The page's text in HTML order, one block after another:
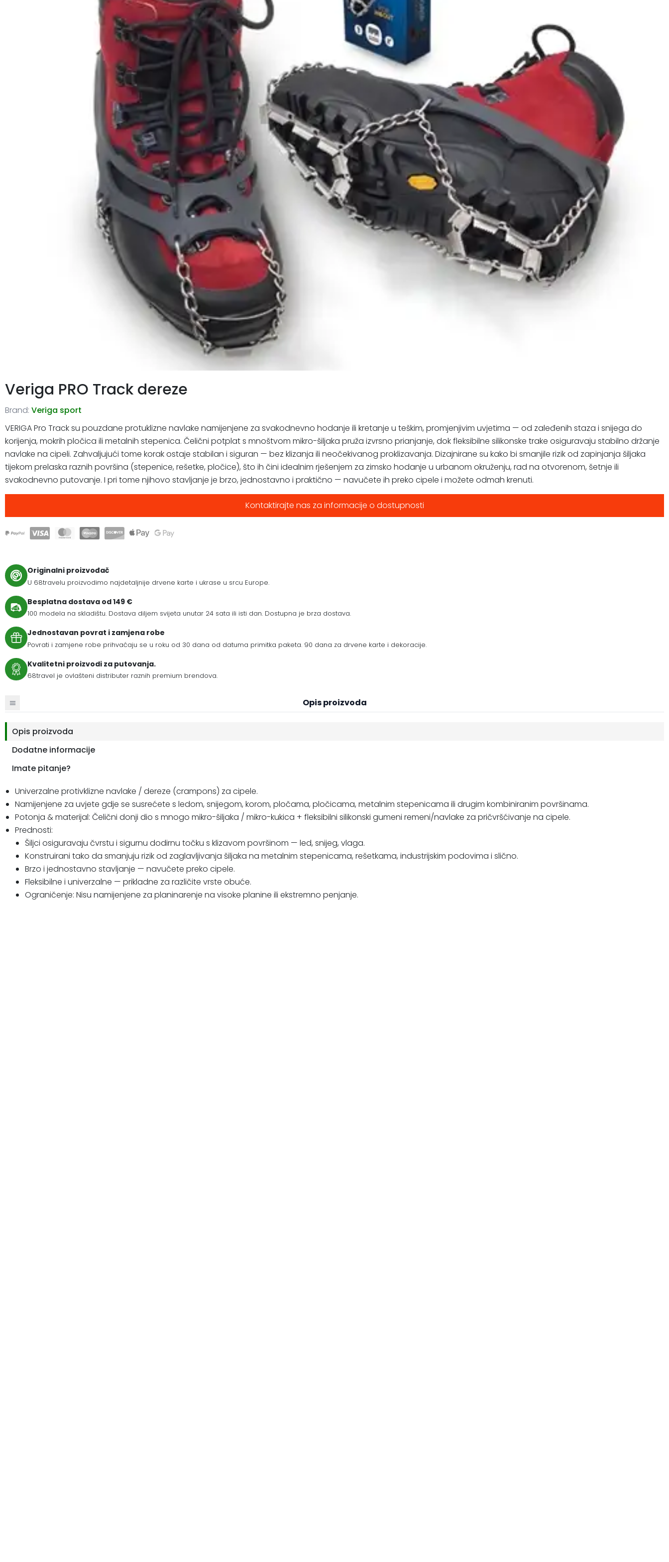
Veriga PRO Track dereze
Brand: Veriga sport
VERIGA Pro Track su pouzdane protuklizne navlake namijenjene za svakodnevno hodanje ili kretanje u teškim, promjenjivim uvjetima — od zaleđenih staza i snijega do
korijenja, mokrih pločica ili metalnih stepenica. Čelični potplat s mnoštvom mikro-šiljaka pruža izvrsno prianjanje, dok fleksibilne silikonske trake osiguravaju stabilno držanje
navlake na cipeli. Zahvaljujući tome korak ostaje stabilan i siguran — bez klizanja ili neočekivanog proklizavanja. Dizajnirane su kako bi smanjile rizik od zapinjanja šiljaka
tijekom prelaska raznih površina (stepenice, rešetke, pločice), što ih čini idealnim rješenjem za zimsko hodanje u urbanom okruženju, rad na otvorenom, šetnje ili
svakodnevno putovanje. I pri tome njihovo stavljanje je brzo, jednostavno i praktično — navučete ih preko cipele i možete odmah krenuti.
Kontaktirajte nas za informacije o dostupnosti
Originalni proizvođač
U 68travelu proizvodimo najdetaljnije drvene karte i ukrase u srcu Europe.
Besplatna dostava od 149 €
100 modela na skladištu. Dostava diljem svijeta unutar 24 sata ili isti dan. Dostupna je brza dostava.
Jednostavan povrat i zamjena robe
Povrati i zamjene robe prihvaćaju se u roku od 30 dana od datuma primitka paketa. 90 dana za drvene karte i dekoracije.
Kvalitetni proizvodi za putovanja.
68travel je ovlašteni distributer raznih premium brendova.
Opis proizvoda
Opis proizvoda
Dodatne informacije
Imate pitanje?
Univerzalne protivklizne navlake / dereze (crampons) za cipele.
Namijenjene za uvjete gdje se susrećete s ledom, snijegom, korom, pločama, pločicama, metalnim stepenicama ili drugim kombiniranim površinama.
Potonja & materijal: Čelični donji dio s mnogo mikro-šiljaka / mikro-kukica + fleksibilni silikonski gumeni remeni/navlake za pričvršćivanje na cipele.
Prednosti:
Šiljci osiguravaju čvrstu i sigurnu dodirnu točku s klizavom površinom — led, snijeg, vlaga.
Konstruirani tako da smanjuju rizik od zaglavljivanja šiljaka na metalnim stepenicama, rešetkama, industrijskim podovima i slično.
Brzo i jednostavno stavljanje — navučete preko cipele.
Fleksibilne i univerzalne — prikladne za različite vrste obuće.
Ograničenje: Nisu namijenjene za planinarenje na visoke planine ili ekstremno penjanje.